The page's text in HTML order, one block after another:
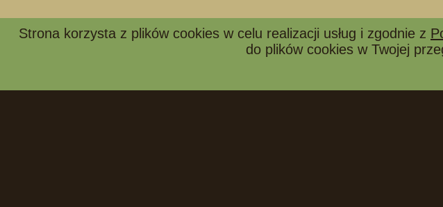
Strona korzysta z plików cookies w celu realizacji usług i zgodnie z
do plików cookies w Twojej